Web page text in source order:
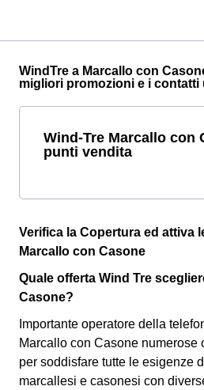
WindTre a Marcallo con
migliori promozioni e i contatti
Wind-Tre Marcallo con
punti vendita
Verifica la Copertura ed attiva
Marcallo con Casone
Quale offerta Wind Tre
Casone?
Importante operatore della
Marcallo con Casone numerose
per soddisfare tutte le esigenze
marcallesi e casonesi con